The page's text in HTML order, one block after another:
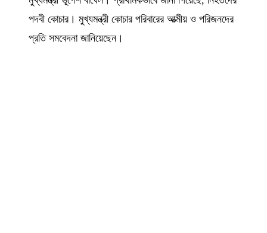
পদবী কোচার। মুখ্যমন্ত্রী কোচার পরিবারের আত্মীয় ও পরিজনদের
প্রতি সমবেদনা জানিয়েছেন।